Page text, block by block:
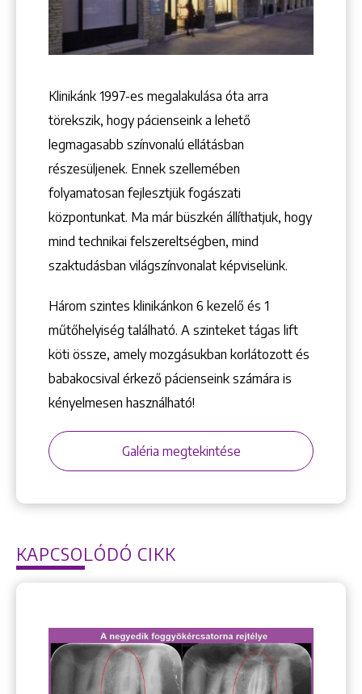
+36 1 222 7250
+36 1 222 9150
1148 Budapest, Örs vezér tere 2.
Klinikánk 1997-­es megalakulása óta arra
törekszik, hogy pácienseink a lehető
legmagasabb színvonalú ellátásban
részesüljenek. Ennek szellemében
folyamatosan fejlesztjük fogászati
központunkat. Ma már büszkén állíthatjuk, hogy
mind technikai felszereltségben, mind
szaktudásban világszínvonalat képviselünk.
Három szintes klinikánkon 6 kezelő ­és 1
műtőhelyiség található. A szinteket tágas lift
köti össze, amely mozgásukban korlátozott és
babakocsival érkező pácienseink számára is
kényelmesen használható!
Galéria megtekintése
KAPCSOLÓDÓ CIKK